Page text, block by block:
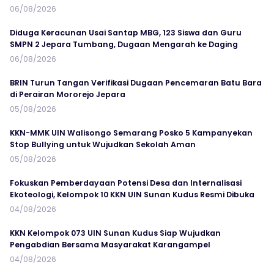
06/08/2026
Diduga Keracunan Usai Santap MBG, 123 Siswa dan Guru
SMPN 2 Jepara Tumbang, Dugaan Mengarah ke Daging
06/08/2026
BRIN Turun Tangan Verifikasi Dugaan Pencemaran Batu Bara
di Perairan Mororejo Jepara
05/08/2026
KKN-MMK UIN Walisongo Semarang Posko 5 Kampanyekan
Stop Bullying untuk Wujudkan Sekolah Aman
05/08/2026
Fokuskan Pemberdayaan Potensi Desa dan Internalisasi
Ekoteologi, Kelompok 10 KKN UIN Sunan Kudus Resmi Dibuka
04/08/2026
KKN Kelompok 073 UIN Sunan Kudus Siap Wujudkan
Pengabdian Bersama Masyarakat Karangampel
04/08/2026